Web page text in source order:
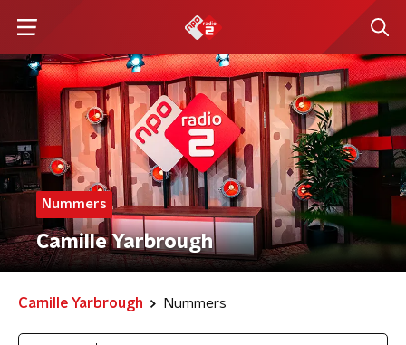
Nummers
Camille Yarbrough
Camille Yarbrough Nummers